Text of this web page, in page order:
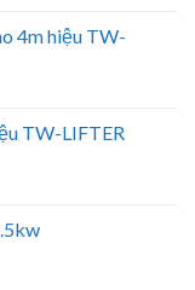
4m hiệu TW-
TW-LIFTER